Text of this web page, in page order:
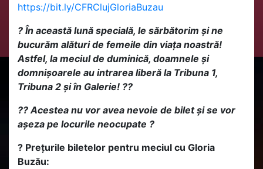
https://bit.ly/CFRClujGloriaBuzau
? În această lună specială, le sărbătorim și ne
bucurăm alături de femeile din viața noastră!
Astfel, la meciul de duminică, doamnele și
domnișoarele au intrarea liberă la Tribuna 1,
Tribuna 2 și în Galerie! ??
??Acestea nu vor avea nevoie de bilet și se vor
așeza pe locurile neocupate ?
?️ Prețurile biletelor pentru meciul cu Gloria
Buzău: